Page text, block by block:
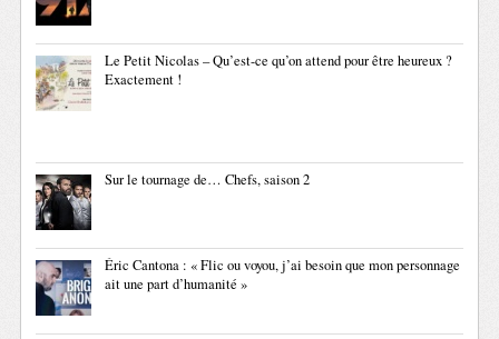
Le Petit Nicolas – Qu’est-ce qu’on attend pour être heureux ?
Exactement !
Sur le tournage de… Chefs, saison 2
Éric Cantona : « Flic ou voyou, j’ai besoin que mon personnage
ait une part d’humanité »